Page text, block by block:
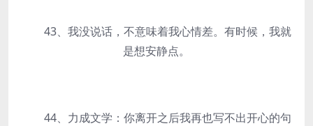
43、我没说话，不意味着我心情差。有时候，我就
是想安静点。
44、力成文学：你离开之后我再也写不出开心的句